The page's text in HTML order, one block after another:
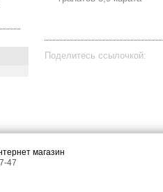
Поделитесь ссылочкой:
магазин
47